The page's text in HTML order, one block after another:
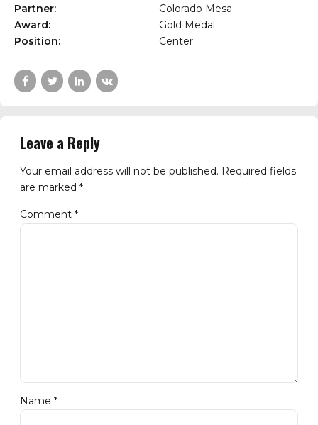
Partner:
Colorado Mesa
Award:
Gold Medal
Position:
Center
Leave a Reply
Your email address will not be published. Required fields
are marked *
Comment *
Name *